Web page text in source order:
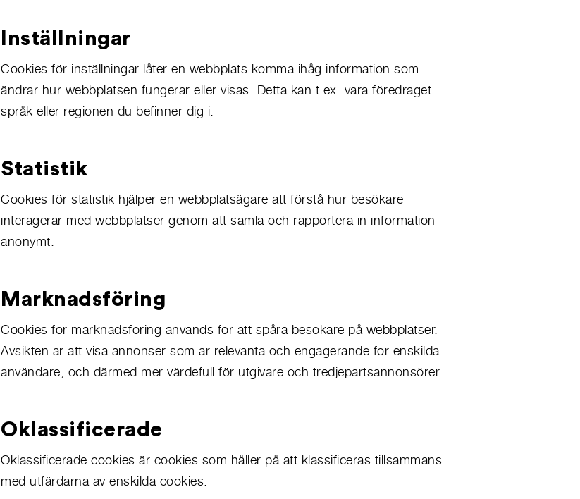
Inställningar
Cookies för inställningar låter en webbplats komma ihåg information som
ändrar hur webbplatsen fungerar eller visas. Detta kan t.ex. vara föredraget
språk eller regionen du befinner dig i.
Statistik
Cookies för statistik hjälper en webbplatsägare att förstå hur besökare
interagerar med webbplatser genom att samla och rapportera in information
anonymt.
Marknadsföring
Cookies för marknadsföring används för att spåra besökare på webbplatser.
Avsikten är att visa annonser som är relevanta och engagerande för enskilda
användare, och därmed mer värdefull för utgivare och tredjepartsannonsörer.
Oklassificerade
Oklassificerade cookies är cookies som håller på att klassificeras tillsammans
med utfärdarna av enskilda cookies.